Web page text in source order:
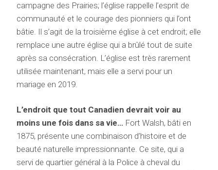
campagne des Prairies; l’église rappelle l’esprit de
communauté et le courage des pionniers qui l’ont
bâtie. Il s’agit de la troisième église à cet endroit; elle
remplace une autre église qui a brûlé tout de suite
après sa consécration. L’église est très rarement
utilisée maintenant, mais elle a servi pour un
mariage en 2019.
L’endroit que tout Canadien devrait voir au
moins une fois dans sa vie… Fort Walsh, bâti en
1875, présente une combinaison d’histoire et de
beauté naturelle impressionnante. Ce site, qui a
servi de quartier général à la Police à cheval du